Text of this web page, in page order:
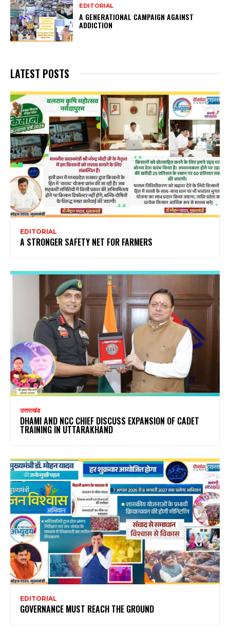
EDITORIAL
A GENERATIONAL CAMPAIGN AGAINST
ADDICTION
LATEST POSTS
EDITORIAL
A STRONGER SAFETY NET FOR FARMERS
उत्तराखंड
DHAMI AND NCC CHIEF DISCUSS EXPANSION OF CADET
TRAINING IN UTTARAKHAND
EDITORIAL
GOVERNANCE MUST REACH THE GROUND